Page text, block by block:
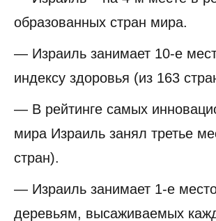
образованных стран мира.
— Израиль занимает 10-е
индексу здоровья (из 163
— В рейтинге самых
мира Израиль занял третье
стран).
— Израиль занимает 1-е
деревьям, высаживаемых